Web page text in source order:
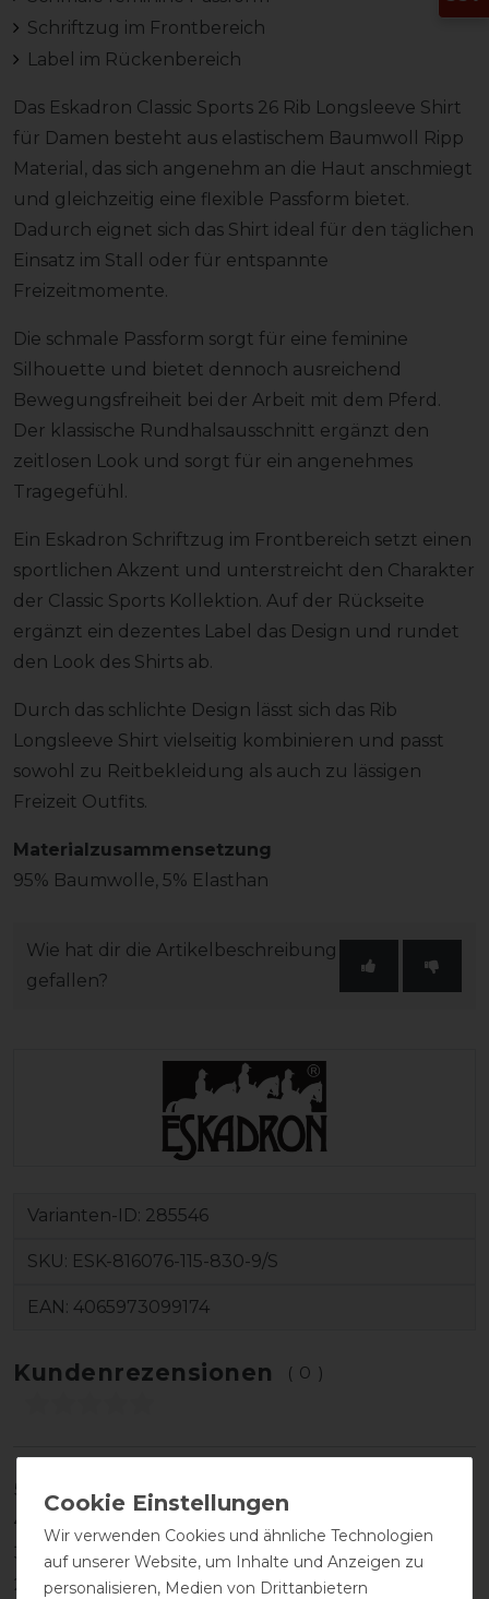
Schriftzug im Frontbereich
Label im Rückenbereich
Das Eskadron Classic Sports 26 Rib Longsleeve Shirt
für Damen besteht aus elastischem Baumwoll Ripp
Material, das sich angenehm an die Haut anschmiegt
und gleichzeitig eine flexible Passform bietet.
Dadurch eignet sich das Shirt ideal für den täglichen
Einsatz im Stall oder für entspannte
Freizeitmomente.
Die schmale Passform sorgt für eine feminine
Silhouette und bietet dennoch ausreichend
Bewegungsfreiheit bei der Arbeit mit dem Pferd.
Der klassische Rundhalsausschnitt ergänzt den
zeitlosen Look und sorgt für ein angenehmes
Tragegefühl.
Ein Eskadron Schriftzug im Frontbereich setzt einen
sportlichen Akzent und unterstreicht den Charakter
der Classic Sports Kollektion. Auf der Rückseite
ergänzt ein dezentes Label das Design und rundet
den Look des Shirts ab.
Durch das schlichte Design lässt sich das Rib
Longsleeve Shirt vielseitig kombinieren und passt
sowohl zu Reitbekleidung als auch zu lässigen
Freizeit Outfits.
Materialzusammensetzung
95% Baumwolle, 5% Elasthan
Wie hat dir die Artikelbeschreibung
gefallen?
Varianten-ID: 285546
SKU: ESK-816076-115-830-9/S
EAN: 4065973099174
Kundenrezensionen (0)
5
4
0
3
0
2
0
Wir verwenden Cookies und ähnliche Technologien
auf unserer Website, um Inhalte und Anzeigen zu
personalisieren, Medien von Drittanbietern